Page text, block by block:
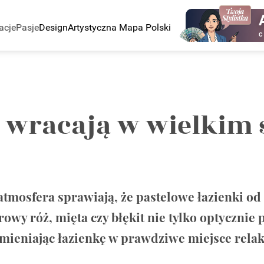
PasjeDesignArtystyczna Mapa Polski
wracają w wielkim
sprawiają, że pastelowe łazienki
róż, mięta czy błękit nie tylko optycznie
łazienkę w prawdziwe miejsce